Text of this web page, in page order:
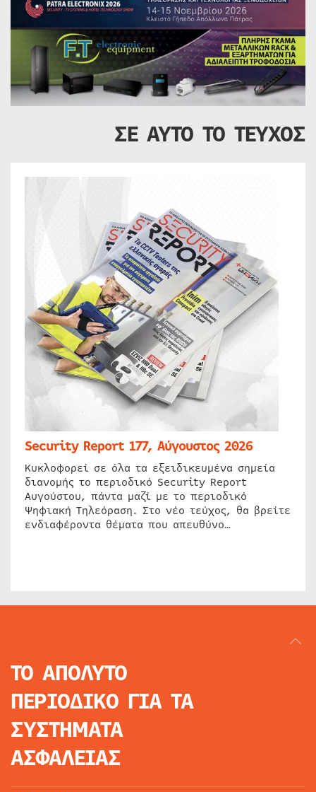
ΣΕ ΑΥΤΟ ΤΟ ΤΕΥΧΟΣ
Security Report 177, Αύγουστος 2026
Κυκλοφορεί σε όλα τα εξειδικευμένα σημεία
διανομής το περιοδικό Security Report
Αυγούστου, πάντα μαζί με το περιοδικό
Ψηφιακή Τηλεόραση. Στο νέο τεύχος, θα βρείτε
ενδιαφέροντα θέματα που απευθύνο…
ΤΟ ΑΠΟΛΥΤΟ
ΠΕΡΙΟΔΙΚΟ ΓΙΑ ΤΑ
ΣΥΣΤΗΜΑΤΑ
ΑΣΦΑΛΕΙΑΣ